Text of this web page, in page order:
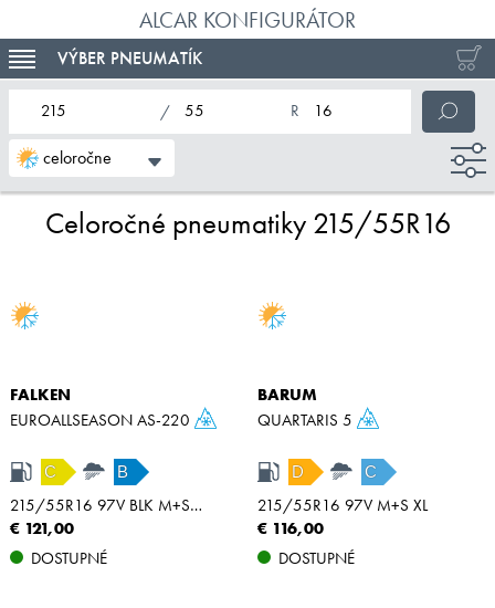
ALCAR KONFIGURÁTOR
TOGGLE NAVIGATION
VÝBER PNEUMATÍK
celoročne
nominálna šírka pneumatiky
profil pneumatiky
nominálny priemer pneumatiky
Celoročné pneumatiky 215/55R16
FALKEN
EUROALLSEASON AS-220
C B
215/55R16 97V BLK M+S XL
€ 121,00
DOSTUPNÉ
BARUM
QUARTARIS 5
D C
215/55R16 97V M+S XL
€ 116,00
DOSTUPNÉ